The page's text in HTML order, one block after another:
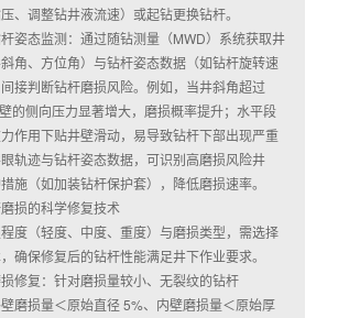
、调整钻井液流速）或起钻更换钻杆。
姿态监测：通过随钻测量（MWD）系统获取井
角、方位角）与钻杆姿态数据（如钻杆旋转速
接判断钻杆磨损风险。例如，当井斜角超过
的侧向压力显著增大，磨损概率提升；水平段
作用下贴井壁滑动，易导致钻杆下部出现严重
轨迹与钻杆姿态数据，可识别高磨损风险井
施（如加装钻杆保护套），降低磨损速率。
损的科学修复技术
度（轻度、中度、重度）与磨损类型，需选择
确保修复后的钻杆性能满足井下作业要求。
损修复：针对磨损量较小、无裂纹的钻杆
磨损量＜原始直径 5%、内壁磨损量＜原始厚